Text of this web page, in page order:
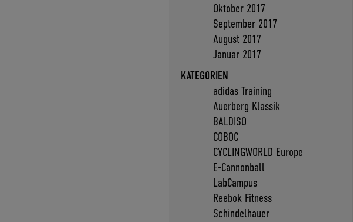
Oktober 2017
September 2017
August 2017
Januar 2017
KATEGORIEN
adidas Training
Auerberg Klassik
BALDISO
COBOC
CYCLINGWORLD Europe
E-Cannonball
LabCampus
Reebok Fitness
Schindelhauer